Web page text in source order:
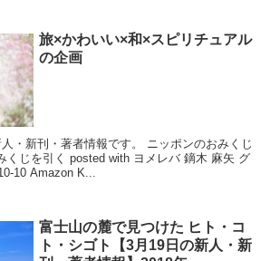
旅×かわいい×和×スピリチュアル
の企画
・新刊・著者情報です。 ニッポンのおみくじ
くじを引く posted with ヨメレバ 鏑木 麻矢 グ
10 Amazon K...
富士山の麓で見つけた ヒト・コ
ト・シゴト【3月19日の新人・新